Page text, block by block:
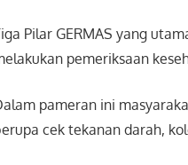
Pilar GERMAS yang
pemeriksaan
pameran ini
cek tekanan darah,